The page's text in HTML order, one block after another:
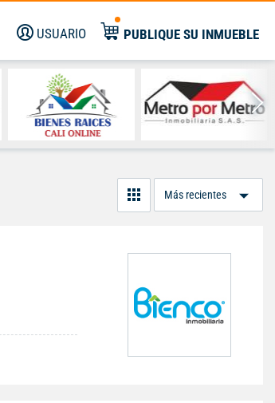
USUARIO PUBLIQUE SU INMUEBLE